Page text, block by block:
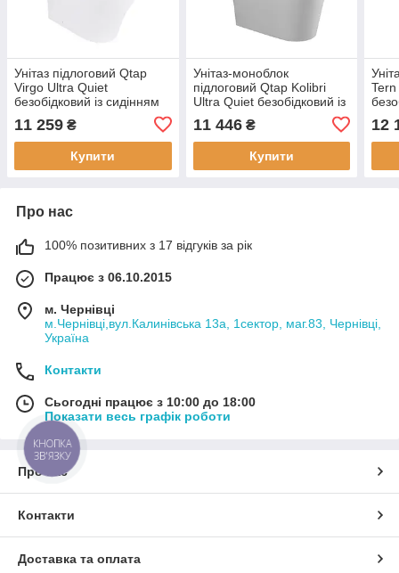
Унітаз підлоговий Qtap
Virgo Ultra Quiet
безобідковий із сидінням
QT18226092AW
11 259 ₴
Купити
Унітаз-моноблок
підлоговий Qtap Kolibri
Ultra Quiet безобідковий із
сидінням Soft-close WHITE
QT10226380W
11 446₴
Купити
12
Про нас
100% позитивних з 17 відгуків за рік
Працює з 06.10.2015
м. Чернівці
м.Чернівці,вул.Калинівська 13а, 1сектор, маг.83, Чернівці,
Україна
Контакти
Сьогодні працює з 10:00 до 18:00
Показати весь графік роботи
Про нас
Контакти
Доставка та оплата
КНОПКА
ЗВ'ЯЗКУ